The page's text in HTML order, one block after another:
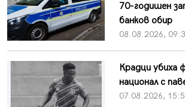
70-годишен
банков обир
08.08.2026,
Крадци убиха
национал с
07.08.2026,